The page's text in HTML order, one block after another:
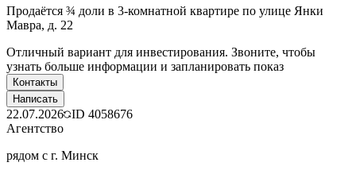
Продаётся ¾ доли в 3-комнатной квартире по улице Янки
Мавра, д. 22
Отличный вариант для инвестирования. Звоните, чтобы
узнать больше информации и запланировать показ
Контакты
Написать
22.07.2026 ID 4058676
Агентство
рядом с г. Минск